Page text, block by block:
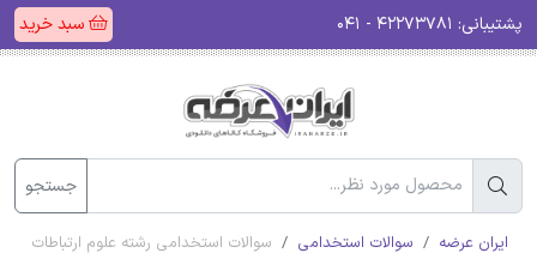
پشتیبانی: سبد خرید
جستجو
ایران عرضه سوالات استخدامی سوالات استخدامی رشته علوم ارتباطات